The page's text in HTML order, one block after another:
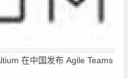
在中国发布 Agile Teams